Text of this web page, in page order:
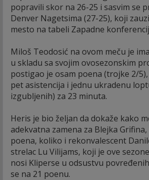
popravili skor na 26-25 i sasvim se
Denver Nagetsima (27-25), koji
mesto na tabeli Zapadne
Miloš Teodosić na ovom meču je
u skladu sa svojim ovosezonskim
postigao je osam poena (trojke 2/
pet asistencija i jednu ukradenu
izgubljenih) za 23 minuta.
Heris je bio željan da dokaže kako
adekvatna zamena za Blejka
poena, koliko i rekonvalescent
strelac Lu Vilijams, koji je ove
nosi Kliperse u odsustvu
se na 21 poenu.